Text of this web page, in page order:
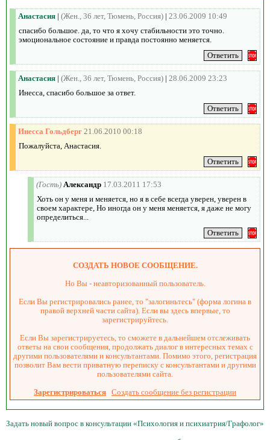
Анастасия | (Жен., 36 лет, Тюмень, Россия) | 23.06.2009 10:49
спасибо большое. да, то что я хочу стабильности это точно.
эмоциональное состояние и правда постоянно меняется.
Анастасия | (Жен., 36 лет, Тюмень, Россия) | 28.06.2009 23:23
Инесса, спасибо большое за ответ.
Инесса Гольдберг 21.06.2010 00:18
Пожалуйста, Анастасия.
(Гость) Александр 17.03.2011 17:53
Хоть он у меня и меняется, но я в себе всегда уверен, уверен в
своем характере, Но иногда он у меня меняется, я даже не могу
определиться...
СОЗДАТЬ НОВОЕ СООБЩЕНИЕ.
Но Вы - неавторизованный пользователь.
Если Вы регистрировались ранее, то "залогиньтесь" (форма логина в
правой верхней части сайта). Если вы здесь впервые, то
зарегистрируйтесь.
Если Вы зарегистрируетесь, то сможете в дальнейшем отслеживать
ответы на свои сообщения, продолжать диалог в интересных темах с
другими пользователями и консультантами. Помимо этого, регистрация
позволит Вам вести приватную переписку с консультантами и другими
пользователями сайта.
Зарегистрироваться Создать сообщение без регистрации
Задать новый вопрос в консультации «Психология и психиатрия/Графолог»